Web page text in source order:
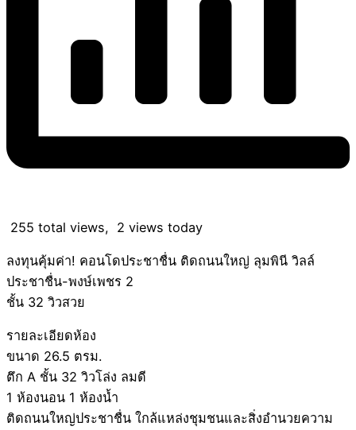
255 total views, 2 views today
ลงทุนคุ้มค่า! คอนโดประชาชื่น ติดถนนใหญ่ ลุมพินี วิลล์
ประชาชื่น-พงษ์เพชร 2
ชั้น 32 วิวสวย
รายละเอียดห้อง
ขนาด 26.5 ตรม.
ตึก A ชั้น 32 วิวโล่ง ลมดี
1 ห้องนอน 1 ห้องน้ำ
ติดถนนใหญ่ประชาชื่น ใกล้แหล่งชุมชนและสิ่งอำนวยความ